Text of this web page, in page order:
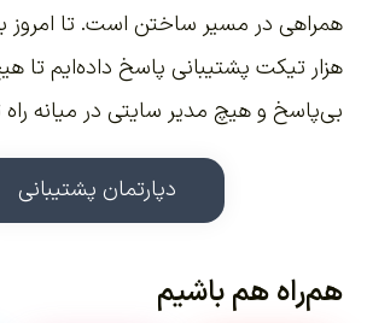
هزار تیکت پشتیبانی پاسخ داده‌ایم تا
بی‌پاسخ و هیچ مدیر سایتی در میانه راه
دپارتمان پشتیبانی
هم‌راه هم باشیم